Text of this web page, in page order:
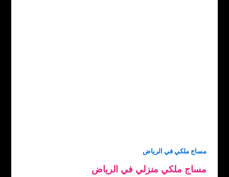
مساج ملكي في الرياض
مساج ملكي منزلي في الرياض